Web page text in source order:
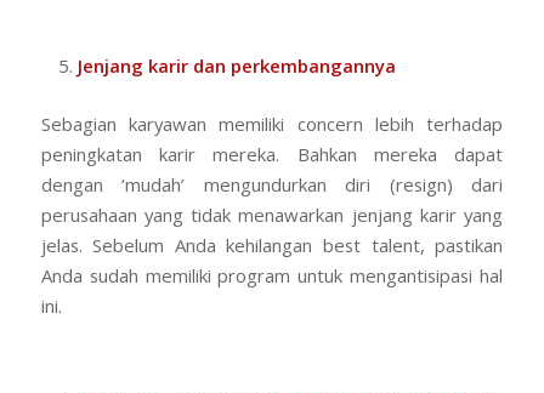
Jenjang karir dan perkembangannya
Sebagian karyawan memiliki concern lebih terhadap
peningkatan karir mereka. Bahkan mereka dapat
dengan ‘mudah’ mengundurkan diri (resign) dari
perusahaan yang tidak menawarkan jenjang karir yang
jelas. Sebelum Anda kehilangan best talent, pastikan
Anda sudah memiliki program untuk mengantisipasi hal
ini.